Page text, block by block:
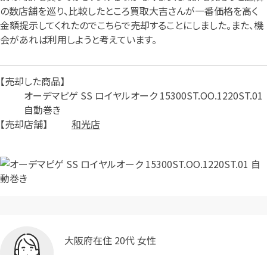
カンタン無料
1
の数店舗を巡り、比較したところ買取大吉さんが一番価格を高く
金額提示してくれたのでこちらで売却することにしました。また、機
会があれば利用しようと考えています。
売却した商品
オーデマピゲ SS ロイヤルオーク 15300ST.OO.1220ST.01
自動巻き
売却店舗
和光店
大阪府在住 20代 女性